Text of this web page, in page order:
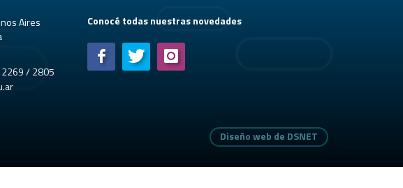
Aires
/ 2805
Conocé todas nuestras novedades
Diseño web de DSNET